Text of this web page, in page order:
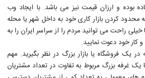
بوده و ارزان قیمت نیز می باشد. با ایجاد وب
محدود کردن بازار کاری خود به داخل شهر یا محله
راحت می توانید مردم را از سراسر ایران را به
کار خود دعوت نمایید.
یک فروشگاه یا بازار بزرگ در نظر بگیرید. مهم
غرفه بزرگ مربوط به تفاوت در تعداد مشتریان